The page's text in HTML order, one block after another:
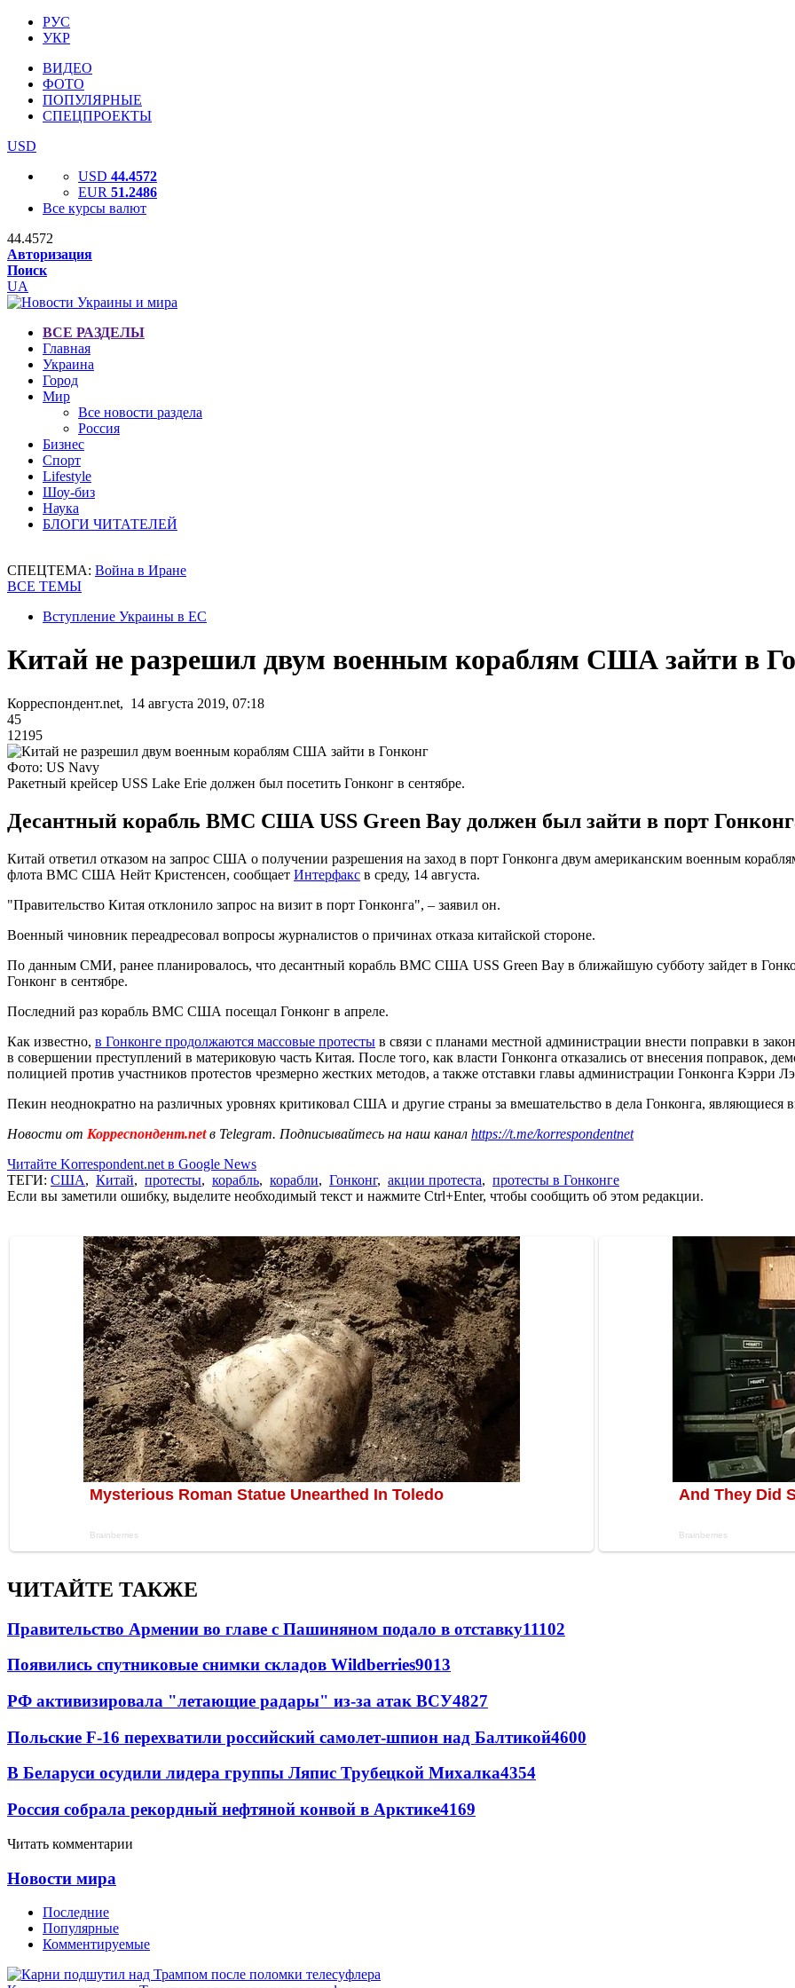
РУС
УКР
ВИДЕО
ФОТО
ПОПУЛЯРНЫЕ
СПЕЦПРОЕКТЫ
USD
USD 44.4572
EUR 51.2486
Все курсы валют
44.4572
Авторизация
Поиск
UA
ВСЕ РАЗДЕЛЫ
Главная
Украина
Город
Мир
Все новости раздела
Россия
Бизнес
Спорт
Lifestyle
Шоу-биз
Наука
БЛОГИ ЧИТАТЕЛЕЙ
СПЕЦТЕМА: Война в Иране
ВСЕ ТЕМЫ
Вступление Украины в ЕС
Китай не разрешил двум военным кораблям США зайти в
Корреспондент.net, 14 августа 2019, 07:18
45
12195
Фото: US Navy
Ракетный крейсер USS Lake Erie должен был посетить Гонконг в сентябре.
Десантный корабль ВМС США USS Green Bay должен был зайти в порт
Китай ответил отказом на запрос США о получении разрешения на заход в порт Гонконга двум американским военным
флота ВМС США Нейт Кристенсен, сообщает Интерфакс в среду, 14 августа.
"Правительство Китая отклонило запрос на визит в порт Гонконга", – заявил он.
Военный чиновник переадресовал вопросы журналистов о причинах отказа китайской стороне.
По данным СМИ, ранее планировалось, что десантный корабль ВМС США USS Green Bay в ближайшую субботу зайдет в
Гонконг в сентябре.
Последний раз корабль ВМС США посещал Гонконг в апреле.
Как известно, в Гонконге продолжаются массовые протесты в связи с планами местной администрации внести поправки в
в совершении преступлений в материковую часть Китая. После того, как власти Гонконга отказались от внесения поправок,
полицией против участников протестов чрезмерно жестких методов, а также отставки главы администрации Гонконга Кэрри
Пекин неоднократно на различных уровнях критиковал США и другие страны за вмешательство в дела Гонконга, являющиеся
Новости от Корреспондент.netв Telegram. Подписывайтесь на наш канал https://t.me/korrespondentnet
Читайте Korrespondent.net в Google News
ТЕГИ: США, Китай, протесты, корабль, корабли, Гонконг, акции протеста, протесты в Гонконге
Если вы заметили ошибку, выделите необходимый текст и нажмите Ctrl+Enter, чтобы сообщить об этом редакции.
ЧИТАЙТЕ ТАКЖЕ
Правительство Армении во главе с Пашиняном подало в отставку11102
Появились спутниковые снимки складов Wildberries9013
РФ активизировала "летающие радары" из-за атак ВСУ4827
Польские F-16 перехватили российский самолет-шпион над Балтикой4600
В Беларуси осудили лидера группы Ляпис Трубецкой Михалка4354
Россия собрала рекордный нефтяной конвой в Арктике4169
Читать комментарии
Новости мира
Последние
Популярные
Комментируемые